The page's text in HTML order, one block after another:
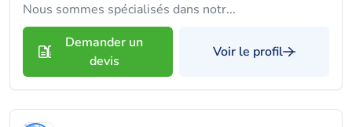
Nous sommes spécialisés dans notr...
Demander un
devis
Voir le profil